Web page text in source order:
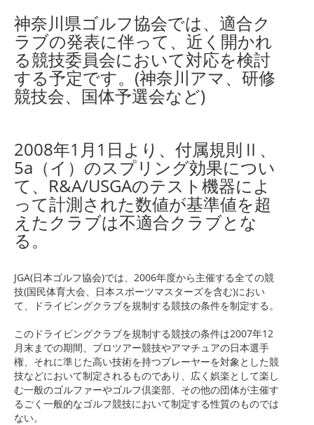
神奈川県ゴルフ協会では、適合ク
ラブの発表に伴って、近く開かれ
る競技委員会において対応を検討
する予定です。(神奈川アマ、研修
競技会、国体予選会など)
2008年1月1日より、付属規則Ⅱ、
5a（イ）のスプリング効果につい
て、R&A/USGAのテスト機器によ
って計測された数値が基準値を超
えたクラブは不適合クラブとな
る。
JGA(日本ゴルフ協会)では、2006年度から主催する全ての競
技(国民体育大会、日本スポーツマスターズを含む)におい
て、ドライビングクラブを規制する競技の条件を制定する。
このドライビングクラブを規制する競技の条件は2007年12
月末までの期間、プロツアー競技やアマチュアの日本選手
権、それに準じた高い技術を持つプレーヤーを対象とした競
技などにおいて制定されるものであり、広く娯楽として楽し
む一般のゴルファーやゴルフ倶楽部、その他の団体が主催す
るごく一般的なゴルフ競技において制定する性質のものでは
ない。